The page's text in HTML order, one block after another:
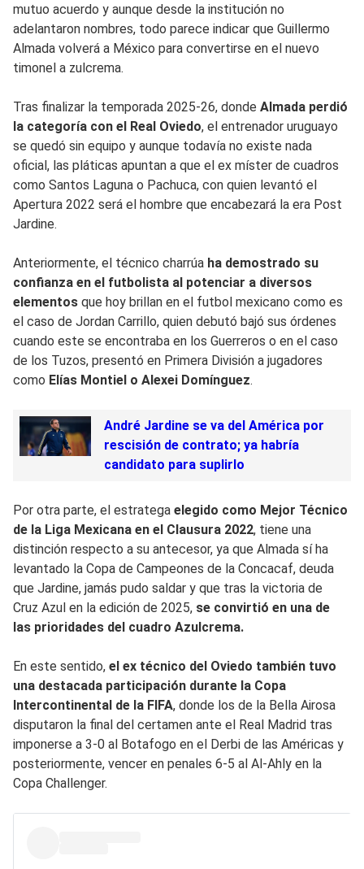
mutuo acuerdo y aunque desde la institución no
adelantaron nombres, todo parece indicar que Guillermo
Almada volverá a México para convertirse en el nuevo
timonel a zulcrema.
Tras finalizar la temporada 2025-26, donde Almada perdió
la categoría con el Real Oviedo, el entrenador uruguayo
se quedó sin equipo y aunque todavía no existe nada
oficial, las pláticas apuntan a que el ex míster de cuadros
como Santos Laguna o Pachuca, con quien levantó el
Apertura 2022 será el hombre que encabezará la era Post
Jardine.
Anteriormente, el técnico charrúa ha demostrado su
confianza en el futbolista al potenciar a diversos
elementos que hoy brillan en el futbol mexicano como es
el caso de Jordan Carrillo, quien debutó bajó sus órdenes
cuando este se encontraba en los Guerreros o en el caso
de los Tuzos, presentó en Primera División a jugadores
como Elías Montiel o Alexei Domínguez.
André Jardine se va del América por
rescisión de contrato; ya habría
candidato para suplirlo
Por otra parte, el estratega elegido como Mejor Técnico
de la Liga Mexicana en el Clausura 2022, tiene una
distinción respecto a su antecesor, ya que Almada sí ha
levantado la Copa de Campeones de la Concacaf, deuda
que Jardine, jamás pudo saldar y que tras la victoria de
Cruz Azul en la edición de 2025, se convirtió en una de
las prioridades del cuadro Azulcrema.
En este sentido, el ex técnico del Oviedo también tuvo
una destacada participación durante la Copa
Intercontinental de la FIFA, donde los de la Bella Airosa
disputaron la final del certamen ante el Real Madrid tras
imponerse a 3-0 al Botafogo en el Derbi de las Américas y
posteriormente, vencer en penales 6-5 al Al-Ahly en la
Copa Challenger.